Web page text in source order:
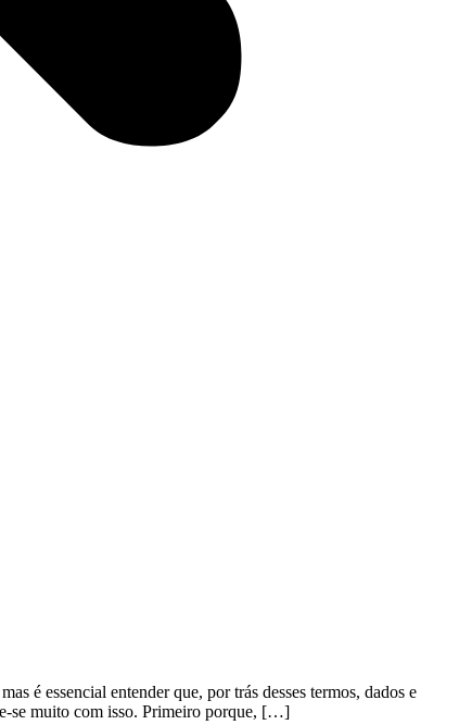
é essencial entender que, por trás desses termos, dados e
se muito com isso. Primeiro porque, […]